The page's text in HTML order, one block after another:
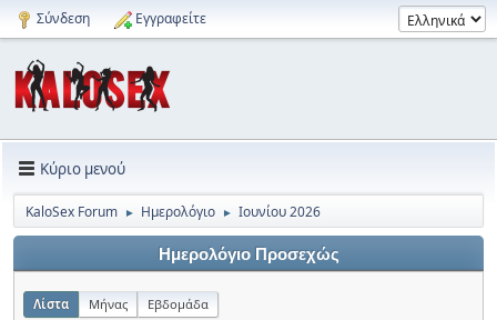
Σύνδεση Εγγραφείτε
Κύριο μενού
KaloSex Forum ► Ημερολόγιο ► Ιουνίου 2026
Ημερολόγιο Προσεχώς
Λίστα Μήνας Εβδομάδα